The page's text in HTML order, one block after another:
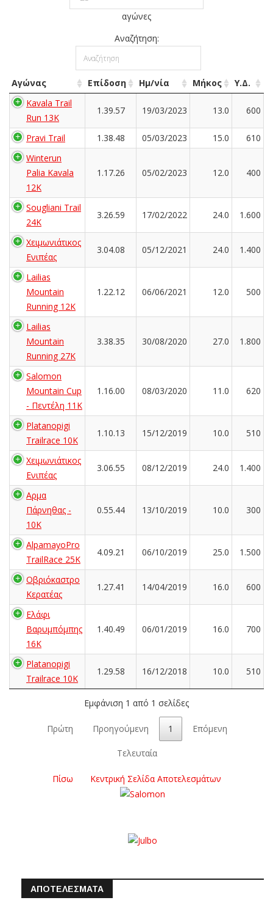
αγώνες
Αναζήτηση:
Αγώνας Επίδοση Ημ/νία Μήκος
Υ.Δ.
Kavala Trail
Run 13K
1.39.57 19/03/2023 13.0 600
Pravi Trail 1.38.48 05/03/2023 15.0
610
Winterun
Palia Kavala
12K
1.17.26 05/02/2023 12.0 400
Sougliani Trail
24K
3.26.59 17/02/2022 24.0 1.600
Χειμωνιάτικος
Ενιπέας
3.04.08 05/12/2021 24.0 1.400
Lailias
Mountain
Running 12K
1.22.12 06/06/2021 12.0 500
Lailias
Mountain
Running 27K
3.38.35 30/08/2020 27.0 1.800
Salomon
Mountain Cup
- Πεντέλη 11Κ
1.16.00 08/03/2020 11.0 620
Platanopigi
Trailrace 10K
1.10.13 15/12/2019 10.0 510
Χειμωνιάτικος
Ενιπέας
3.06.55 08/12/2019 24.0 1.400
Αρμα
Πάρνηθας -
10K
0.55.44 13/10/2019 10.0 300
AlpamayoPro
TrailRace 25K
4.09.21 06/10/2019 25.0 1.500
Οβριόκαστρο
Κερατέας
1.27.41 14/04/2019 16.0 600
Ελάφι
Βαρυμπόμπης
16K
1.40.49 06/01/2019 16.0 700
Platanopigi
Trailrace 10K
1.29.58 16/12/2018 10.0 510
Εμφάνιση 1 από 1 σελίδες
Πρώτη Προηγούμενη 1 Επόμενη
Τελευταία
Πίσω Κεντρική Σελίδα Αποτελεσμάτων
ΑΠΟΤΕΛΕΣΜΑΤΑ